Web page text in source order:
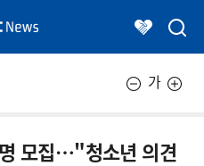
가
모집…"청소년 의견